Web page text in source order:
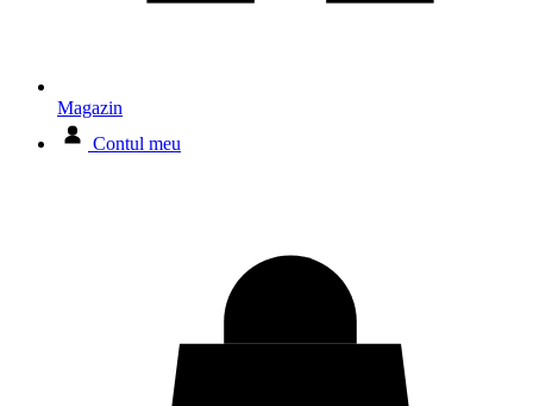
Magazin
Contul meu